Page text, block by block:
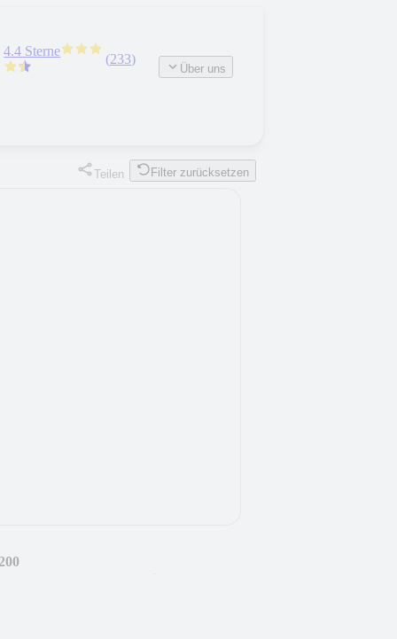
4.4 Sterne
(233)
Über uns
Teilen Filter zurücksetzen